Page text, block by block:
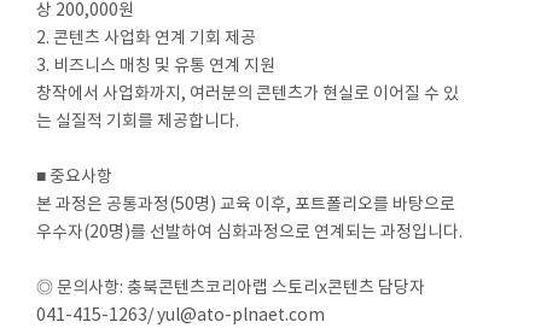
상 200,000원
2. 콘텐츠 사업화 연계 기회 제공
3. 비즈니스 매칭 및 유통 연계 지원
창작에서 사업화까지, 여러분의 콘텐츠가 현실로 이어질 수 있
는 실질적 기회를 제공합니다.
■ 중요사항
본 과정은 공통과정(50명) 교육 이후, 포트폴리오를 바탕으로
우수자(20명)를 선발하여 심화과정으로 연계되는 과정입니다.
◎ 문의사항: 충북콘텐츠코리아랩 스토리x콘텐츠 담당자
041-415-1263/ yul@ato-plnaet.com